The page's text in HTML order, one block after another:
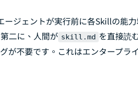
ージェントが実行前に各Skillの能
二に、人間が skill.md を直接読
が不要です。これはエンタープラ